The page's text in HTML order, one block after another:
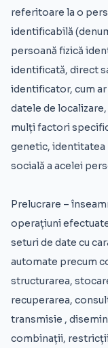
referitoare la o
identificabilă
persoană fizică
identificată, direct
identificator, cum
datele de
mulți factori
genetic, identitatea
socială a acelei
Prelucrare –
operațiuni
seturi de date cu
automate precum
structurarea,
recuperarea,
transmisie ,
combinații,